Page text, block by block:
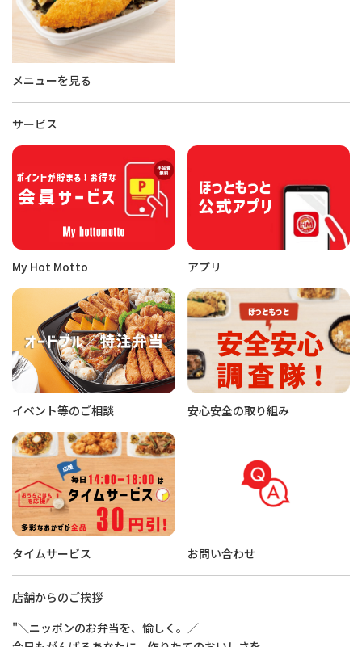
メニューを見る
サービス
My Hot Motto アプリ
イベント等のご相談 安心安全の取り組み
タイムサービス お問い合わせ
店舗からのご挨拶
"＼ニッポンのお弁当を、愉しく。／